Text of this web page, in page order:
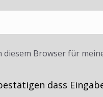
diesem Browser für
dass